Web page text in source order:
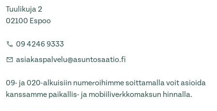
Tuulikuja 2
02100 Espoo
09 4246 9333
asiakaspalvelu@asuntosaatio.fi
09- ja 020-alkuisiin numeroihimme soittamalla voit asioida
kanssamme paikallis- ja mobiiliverkkomaksun hinnalla.